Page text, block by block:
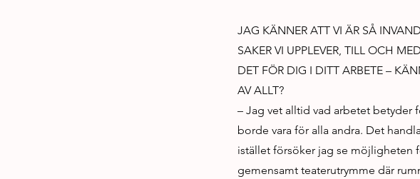
JAG KÄNNER ATT VI ÄR SÅ
SAKER VI UPPLEVER, TILL OCH
DET FÖR DIG I DITT ARBETE –
AV ALLT?
– Jag vet alltid vad arbetet betyder
borde vara för alla andra. Det
istället försöker jag se möjligheten
gemensamt teaterutrymme där